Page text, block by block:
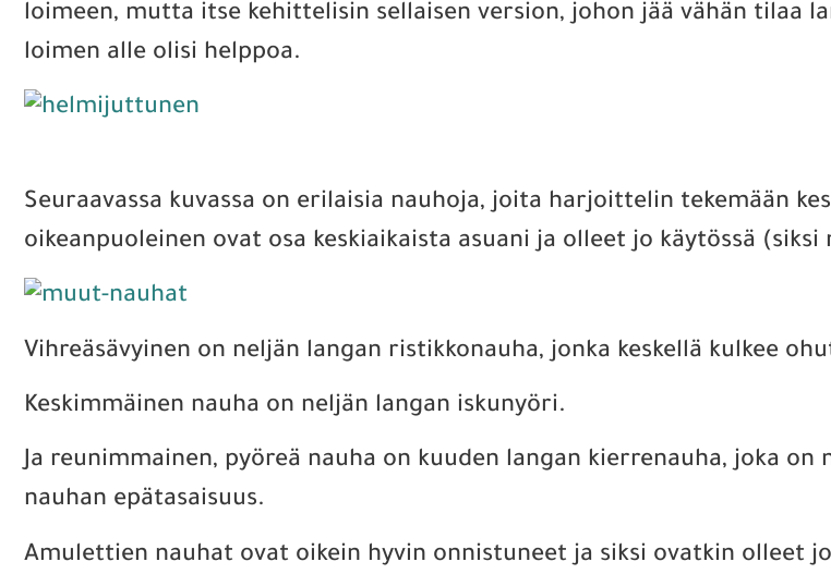
loimeen, mutta itse kehittelisin sellaisen version, johon jää vähän tilaa
loimen alle olisi helppoa.
Seuraavassa kuvassa on erilaisia nauhoja, joita harjoittelin tekemään
oikeanpuoleinen ovat osa keskiaikaista asuani ja olleet jo käytössä
Vihreäsävyinen on neljän langan ristikkonauha, jonka keskellä kulkee
Keskimmäinen nauha on neljän langan iskunyöri.
Ja reunimmainen, pyöreä nauha on kuuden langan kierrenauha, joka
nauhan epätasaisuus.
Amulettien nauhat ovat oikein hyvin onnistuneet ja siksi ovatkin olleet